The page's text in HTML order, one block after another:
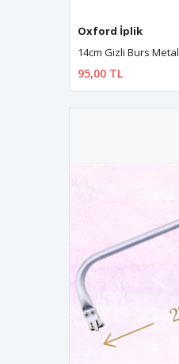
Oxford İplik
14cm Gizli Burs Metal
95,00 TL